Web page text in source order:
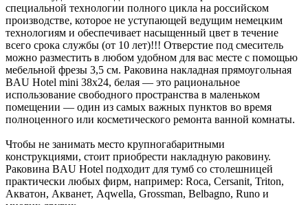
специальной технологии полного цикла на российском
производстве, которое не уступающей ведущим немецким
технологиям и обеспечивает насыщенный цвет в течение
всего срока службы (от 10 лет)!!! Отверстие под смеситель
можно разместить в любом удобном для вас месте с помощью
мебельной фрезы 3,5 см. Раковина накладная прямоугольная
BAU Hotel mini 38х24, белая — это рациональное
использование свободного пространства в маленьком
помещении — один из самых важных пунктов во время
полноценного или косметического ремонта ванной комнаты.
Чтобы не занимать место крупногабаритными
конструкциями, стоит приобрести накладную раковину.
Раковина BAU Hotel подходит для тумб со столешницей
практически любых фирм, например: Roca, Cersanit, Triton,
Акватон, Акванет, Aqwella, Grossman, Belbagno, Runo и